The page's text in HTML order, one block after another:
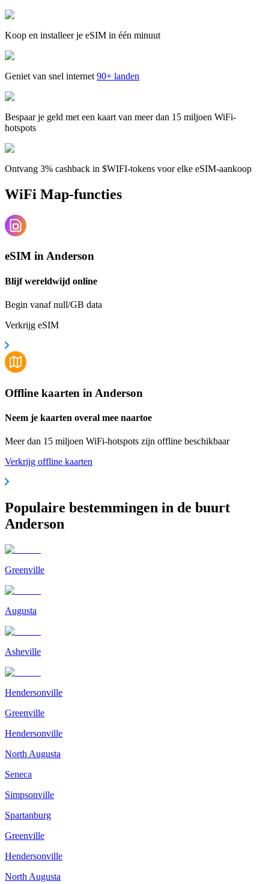
Koop en installeer je eSIM in één minuut
Geniet van snel internet 90+ landen
Bespaar je geld met een kaart van meer dan 15 miljoen WiFi-
hotspots
Ontvang 3% cashback in $WIFI-tokens voor elke eSIM-aankoop
WiFi Map-functies
eSIM in Anderson
Blijf wereldwijd online
Begin vanaf null/GB data
Verkrijg eSIM
Offline kaarten in Anderson
Neem je kaarten overal mee naartoe
Meer dan 15 miljoen WiFi-hotspots zijn offline beschikbaar
Verkrijg offline kaarten
Populaire bestemmingen in de buurt
Anderson
Greenville
Augusta
Asheville
Hendersonville
Greenville
Hendersonville
North Augusta
Seneca
Simpsonville
Spartanburg
Greenville
Hendersonville
North Augusta